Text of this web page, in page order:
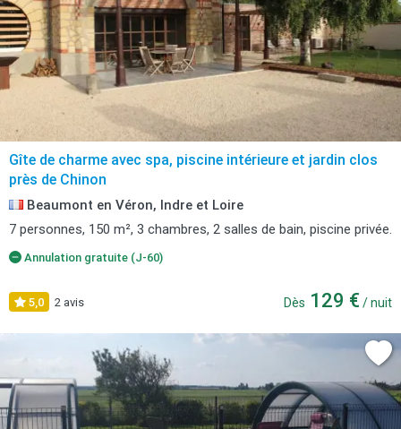
Gîte de charme avec spa, piscine intérieure et jardin clos
près de Chinon
Beaumont en Véron, Indre et Loire
7 personnes, 150 m², 3 chambres, 2 salles de bain, piscine privée.
Annulation gratuite (J-60)
5,0 2 avis Dès 129 € / nuit